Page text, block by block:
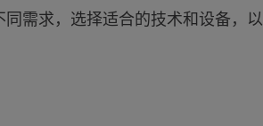
需求，选择适合的技术和设备，以